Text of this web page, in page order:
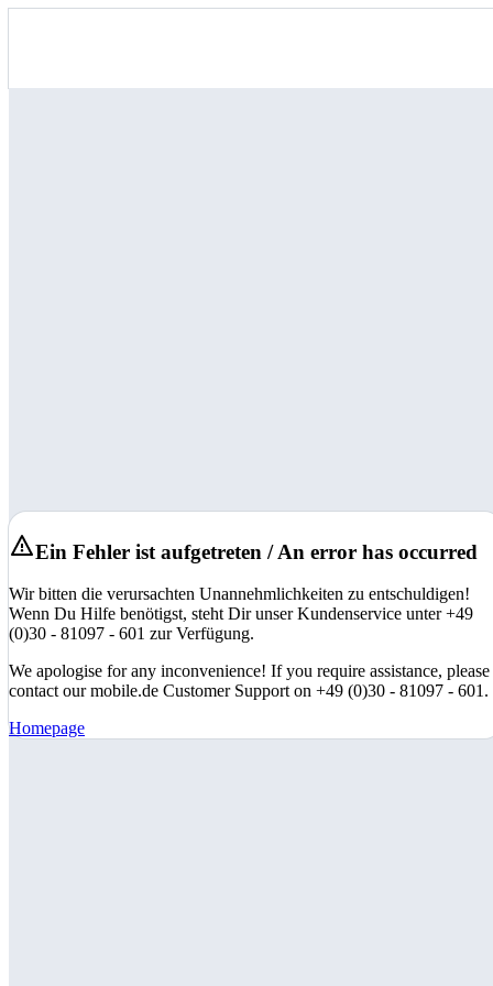
Ein Fehler ist aufgetreten / An error has occurred
Wir bitten die verursachten Unannehmlichkeiten zu entschuldigen!
Wenn Du Hilfe benötigst, steht Dir unser Kundenservice unter +49
(0)30 - 81097 - 601 zur Verfügung.
We apologise for any inconvenience! If you require assistance, please
contact our mobile.de Customer Support on +49 (0)30 - 81097 - 601.
Homepage